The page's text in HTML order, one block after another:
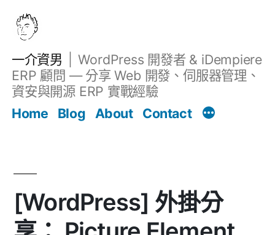
一介資男
WordPress 開發者 & iDempiere
ERP 顧問 — 分享 Web 開發、伺服器管理、
資安與開源 ERP 實戰經驗
Home
Blog About Contact
[WordPress] 外掛分
文章